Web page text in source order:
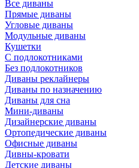
Все диваны
Прямые диваны
Угловые диваны
Модульные диваны
Кушетки
С подлокотниками
Без подлокотников
Диваны реклайнеры
Диваны по назначению
Диваны для сна
Мини-диваны
Дизайнерские диваны
Ортопедические диваны
Офисные диваны
Дивны-кровати
Детские диваны